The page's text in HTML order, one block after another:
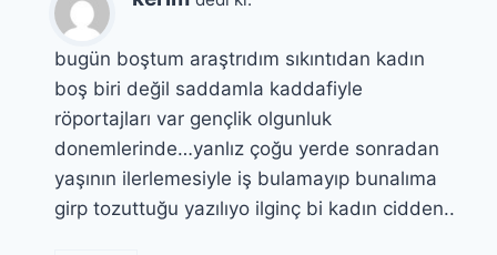
bugün boştum araştrıdım sıkıntıdan kadın
boş biri değil saddamla kaddafiyle
röportajları var gençlik olgunluk
donemlerinde…yanlız çoğu yerde sonradan
yaşının ilerlemesiyle iş bulamayıp bunalıma
girp tozuttuğu yazılıyo ilginç bi kadın cidden..